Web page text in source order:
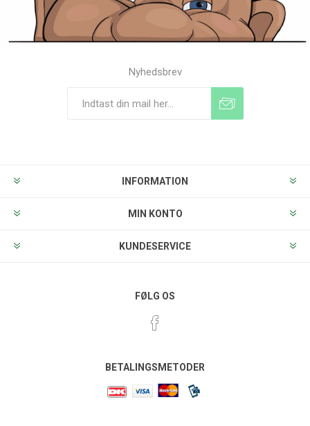
Nyhedsbrev
INFORMATION
MIN KONTO
KUNDESERVICE
FØLG OS
BETALINGSMETODER